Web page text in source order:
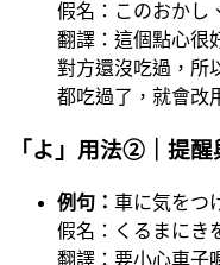
假名：このおかし
翻譯：這個點心很
對方還沒吃過，所
都吃過了，就會改
「よ」用法②｜提醒
例句： 車に気をつ
假名：くるまにき
翻譯：要小心車子